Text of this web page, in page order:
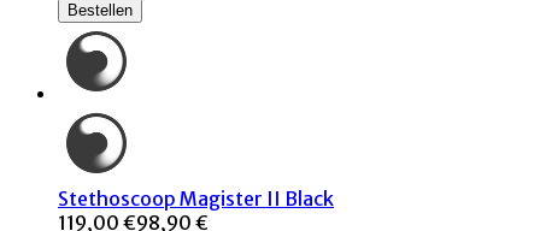
Bestellen
Stethoscoop Magister II Black
119,00 €98,90 €